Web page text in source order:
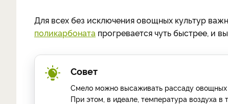
Для всех без исключения овощных культур
поликарбоната прогревается чуть быстрее, и
Совет
Смело можно высаживать рассаду овощных
При этом, в идеале, температура воздуха в